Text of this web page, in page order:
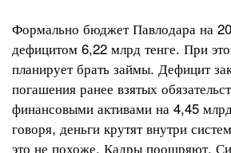
Формально бюджет Павлодара на
дефицитом 6,22 млрд тенге. При
планирует брать займы. Дефицит
погашения ранее взятых
финансовыми активами на 4,45
говоря, деньги крутят внутри
это не похоже. Кадры поощряют.